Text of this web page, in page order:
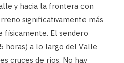
y hacia la frontera con
significativamente más
físicamente. El sendero
horas) a lo largo del Valle
cruces de ríos. No hay